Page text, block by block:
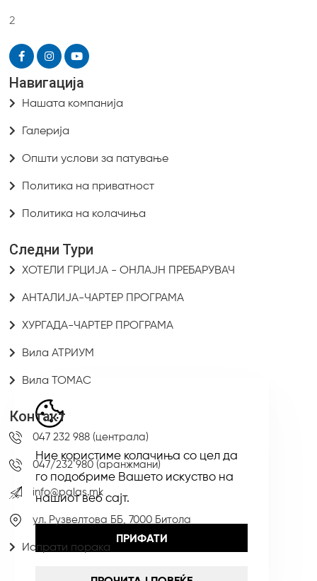
Ние користиме колачиња со цел да
го подобриме Вашето искуство на
нашиот веб сајт.
ПРИФАТИ
2
Навигација
Нашата компанија
Галерија
Општи услови за патување
Политика на приватност
Политика на колачиња
Следни Тури
ХОТЕЛИ ГРЦИЈА - ОНЛАЈН ПРЕБАРУВАЧ
АНТАЛИЈА-ЧАРТЕР ПРОГРАМА
ХУРГАДА-ЧАРТЕР ПРОГРАМА
Вила АТРИУМ
Вила ТОМАС
Контакт
047 232 988 (централа)
047/232 980 (аранжмани)
info@palas.mk
ул. Рузвелтова ББ, 7000 Битола
Испрати порака